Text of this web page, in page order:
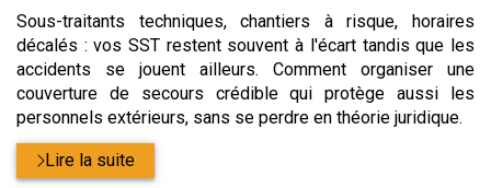
Sous-traitants techniques, chantiers à risque, horaires
décalés : vos SST restent souvent à l'écart tandis que les
accidents se jouent ailleurs. Comment organiser une
couverture de secours crédible qui protège aussi les
personnels extérieurs, sans se perdre en théorie juridique.
Lire la suite